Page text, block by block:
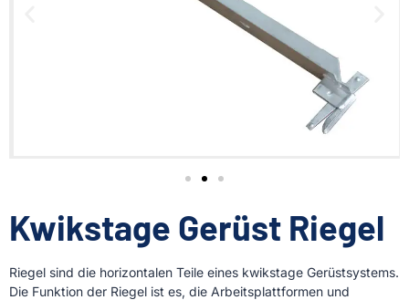
Kwikstage Gerüst Riegel
Riegel sind die horizontalen Teile eines kwikstage Gerüstsystems.
Die Funktion der Riegel ist es, die Arbeitsplattformen und